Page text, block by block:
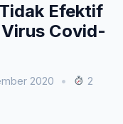
Efektif
Covid-
2020 •
2